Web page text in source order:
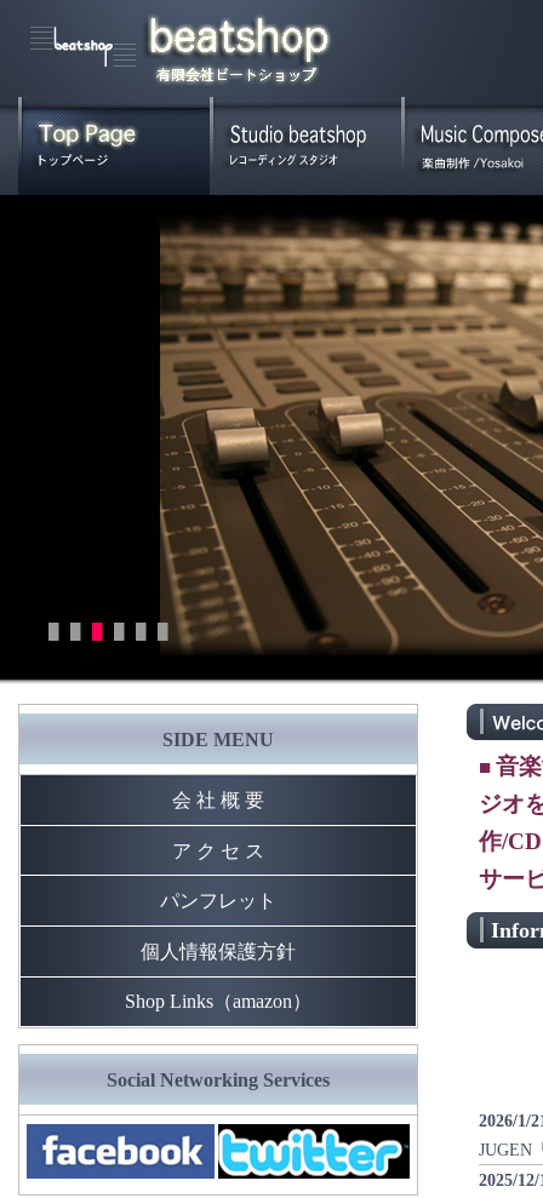
■ 音
ジオ
作/
サー
2026/1/
JUGEN
2025/12/
SIDE MENU
会 社 概 要
ア ク セ ス
パンフレット
個人情報保護方針
Shop Links（amazon）
Social Networking Services